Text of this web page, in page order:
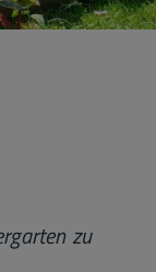
zu